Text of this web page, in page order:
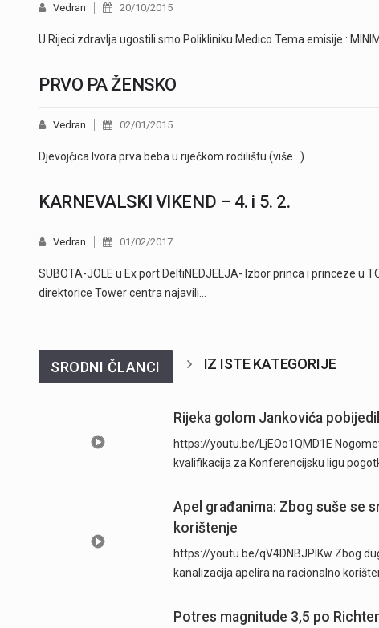
Vedran 20/10/2015
U Rijeci zdravlja ugostili smo Polikliniku Medico.Tema emisije :
PRVO PA ŽENSKO
Vedran 02/01/2015
Djevojčica Ivora prva beba u riječkom rodilištu (više…)
KARNEVALSKI VIKEND – 4. i 5. 2.
Vedran 01/02/2017
SUBOTA-JOLE u Ex port DeltiNEDJELJA- Izbor princa i princeze u
direktorice Tower centra najavili…
SRODNI ČLANCI IZ ISTE KATEGORIJE
Rijeka golom Jankovića
https://youtu.be/LjEOo1QMD1E
kvalifikacija za Konferencijsku ligu
Apel građanima: Zbog suše se
korištenje
https://youtu.be/qV4DNBJPlKw Zbog
kanalizacija apelira na racionalno
Potres magnitude 3,5 po